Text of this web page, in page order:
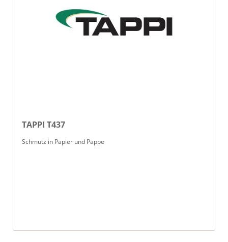
TAPPI T437
Schmutz in Papier und Pappe